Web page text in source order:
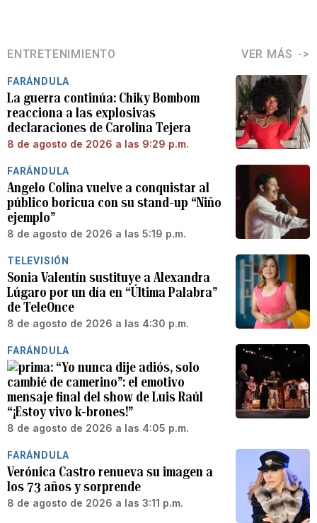
ENTRETENIMIENTO VER MÁS
FARÁNDULA
La guerra continúa: Chiky Bombom
reacciona a las explosivas
declaraciones de Carolina Tejera
8 de agosto de 2026 a las 9:29 p.m.
FARÁNDULA
Angelo Colina vuelve a conquistar al
público boricua con su stand-up “Niño
ejemplo”
8 de agosto de 2026 a las 5:19 p.m.
TELEVISIÓN
Sonia Valentín sustituye a Alexandra
Lúgaro por un día en “Última Palabra”
de TeleOnce
8 de agosto de 2026 a las 4:30 p.m.
FARÁNDULA
“Yo nunca dije adiós, solo
cambié de camerino”: el emotivo
mensaje final del show de Luis Raúl
“¡Estoy vivo k-brones!”
8 de agosto de 2026 a las 4:05 p.m.
FARÁNDULA
Verónica Castro renueva su imagen a
los 73 años y sorprende
8 de agosto de 2026 a las 3:11 p.m.